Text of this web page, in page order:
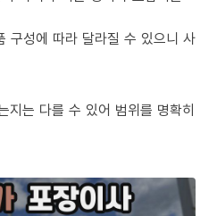
구성에 따라 달라질 수 있으니 사
지는 다를 수 있어 범위를 명확히